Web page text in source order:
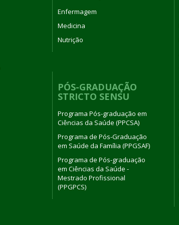
Enfermagem
Medicina
Nutrição
PÓS-GRADUAÇÃO
STRICTO SENSU
Programa Pós-graduação em
Ciências da Saúde (PPCSA)
Programa de Pós-Graduação
em Saúde da Família (PPGSAF)
Programa de Pós-graduação
em Ciências da Saúde -
Mestrado Profissional
(PPGPCS)